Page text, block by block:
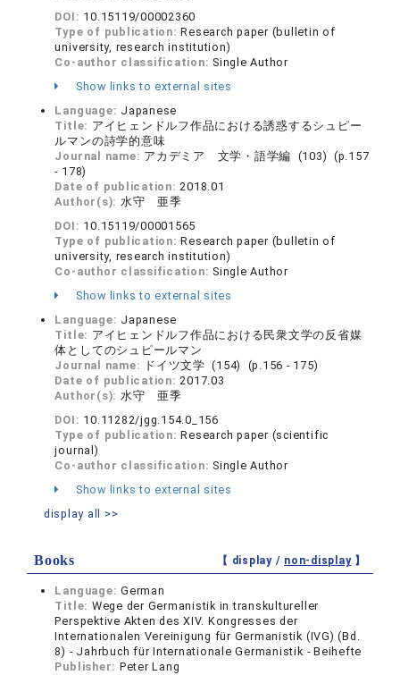
DOI: 10.15119/00002360
Type of publication:Research paper (bulletin of
university, research institution)
Co-author classification: Single Author
Show links to external sites
Language: Japanese
Title: アイヒェンドルフ作品における誘惑するシュピー
ルマンの詩学的意味
Journal name: アカデミア 文学・語学編 (103) (p.157
- 178)
Date of publication: 2018.01
Author(s): 水守 亜季
DOI: 10.15119/00001565
Type of publication:Research paper (bulletin of
university, research institution)
Co-author classification: Single Author
Show links to external sites
Language: Japanese
Title: アイヒェンドルフ作品における民衆文学の反省媒
体としてのシュピールマン
Journal name: ドイツ文学 (154) (p.156 - 175)
Date of publication: 2017.03
Author(s): 水守 亜季
DOI: 10.11282/jgg.154.0_156
Type of publication:Research paper (scientific
journal)
Co-author classification: Single Author
Show links to external sites
display all >>
Books 【 display / non-display】
Language:German
Title: Wege der Germanistik in transkultureller
Perspektive Akten des XIV. Kongresses der
Internationalen Vereinigung für Germanistik (IVG) (Bd.
8) - Jahrbuch für Internationale Germanistik - Beihefte
Publisher: Peter Lang